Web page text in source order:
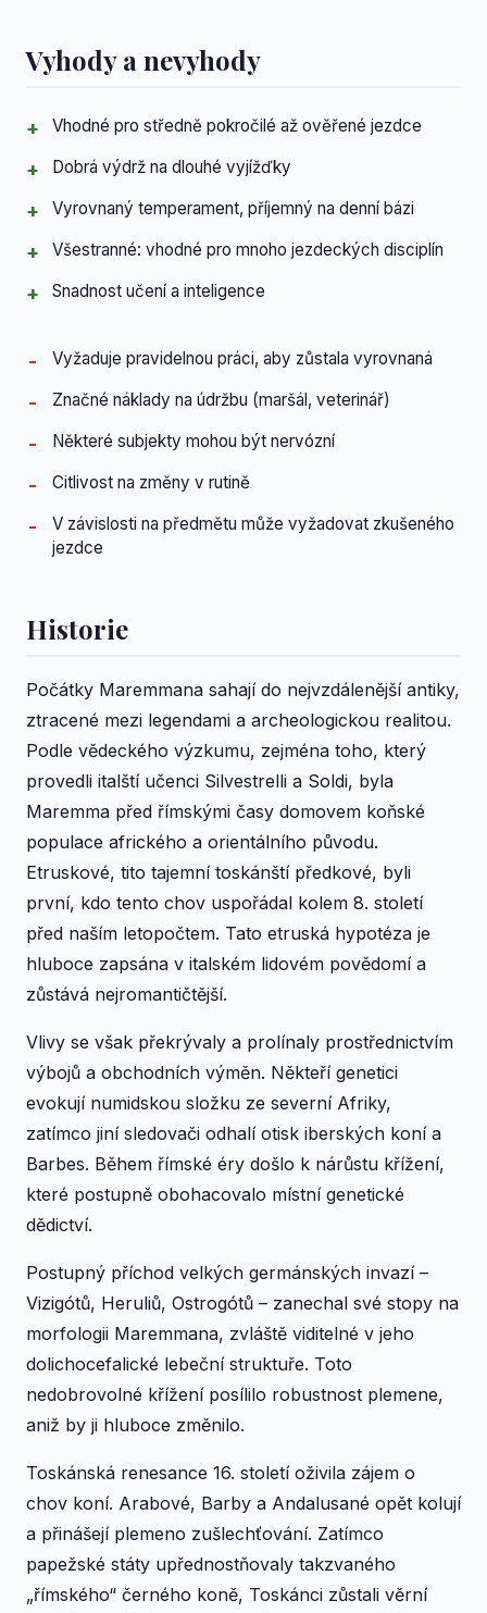
Vyhody a nevyhody
Vhodné pro středně pokročilé až ověřené jezdce
Dobrá výdrž na dlouhé vyjížďky
Vyrovnaný temperament, příjemný na denní bázi
Všestranné: vhodné pro mnoho jezdeckých disciplín
Snadnost učení a inteligence
Vyžaduje pravidelnou práci, aby zůstala vyrovnaná
Značné náklady na údržbu (maršál, veterinář)
Některé subjekty mohou být nervózní
Citlivost na změny v rutině
V závislosti na předmětu může vyžadovat zkušeného
jezdce
Historie
Počátky Maremmana sahají do nejvzdálenější antiky,
ztracené mezi legendami a archeologickou realitou.
Podle vědeckého výzkumu, zejména toho, který
provedli italští učenci Silvestrelli a Soldi, byla
Maremma před římskými časy domovem koňské
populace afrického a orientálního původu.
Etruskové, tito tajemní toskánští předkové, byli
první, kdo tento chov uspořádal kolem 8. století
před naším letopočtem. Tato etruská hypotéza je
hluboce zapsána v italském lidovém povědomí a
zůstává nejromantičtější.
Vlivy se však překrývaly a prolínaly prostřednictvím
výbojů a obchodních výměn. Někteří genetici
evokují numidskou složku ze severní Afriky,
zatímco jiní sledovači odhalí otisk iberských koní a
Barbes. Během římské éry došlo k nárůstu křížení,
které postupně obohacovalo místní genetické
dědictví.
Postupný příchod velkých germánských invazí –
Vizigótů, Heruliů, Ostrogótů – zanechal své stopy na
morfologii Maremmana, zvláště viditelné v jeho
dolichocefalické lebeční struktuře. Toto
nedobrovolné křížení posílilo robustnost plemene,
aniž by ji hluboce změnilo.
Toskánská renesance 16. století oživila zájem o
chov koní. Arabové, Barby a Andalusané opět kolují
a přinášejí plemeno zušlechťování. Zatímco
papežské státy upřednostňovaly takzvaného
„římského“ černého koně, Toskánci zůstali věrní